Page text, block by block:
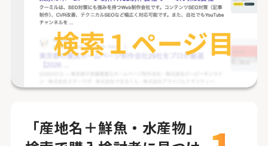
「産地名＋鮮魚・水産物」